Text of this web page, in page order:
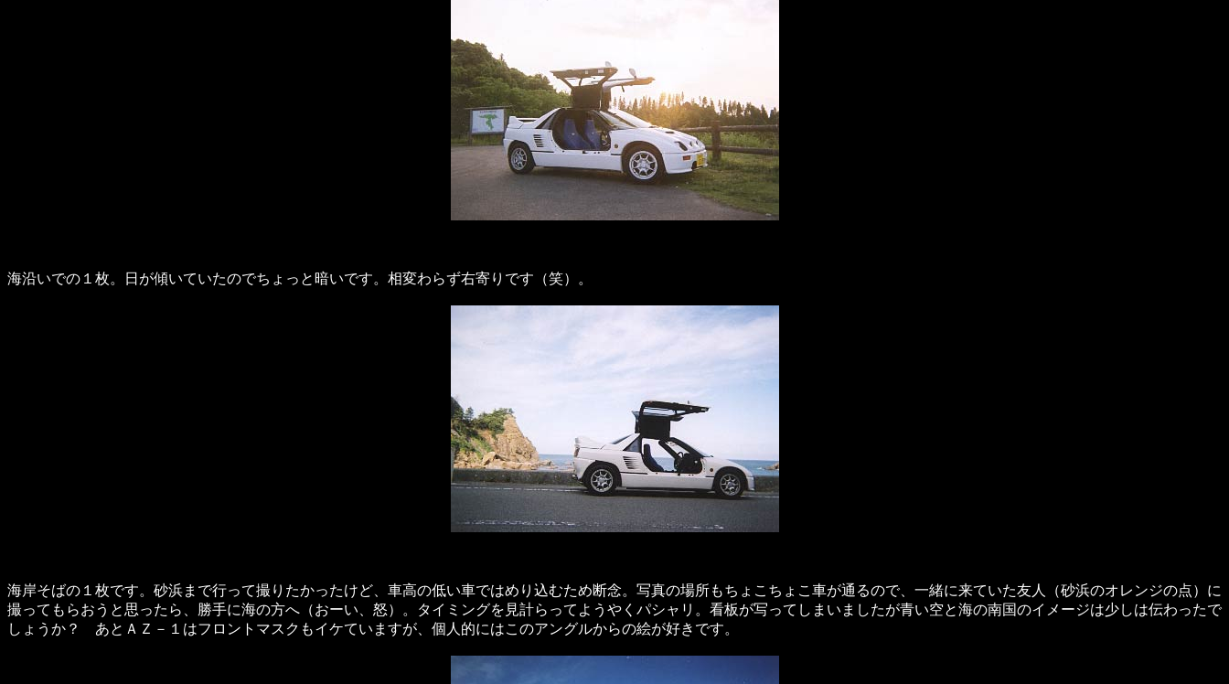
海沿いでの１枚。日が傾いていたのでちょっと暗いです。相変わらず右寄りです（笑）。
海岸そばの１枚です。砂浜まで行って撮りたかったけど、車高の低い車ではめり込むため断念。写真の場所もちょこちょこ車が通るので、一緒に来ていた友人（砂浜のオレンジの点）に
撮ってもらおうと思ったら、勝手に海の方へ（おーい、怒）。タイミングを見計らってようやくパシャリ。看板が写ってしまいましたが青い空と海の南国のイメージは少しは伝わったで
しょうか？ あとＡＺ－１はフロントマスクもイケていますが、個人的にはこのアングルからの絵が好きです。